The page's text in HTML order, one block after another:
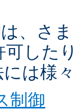
、さ
可した
は様
制御